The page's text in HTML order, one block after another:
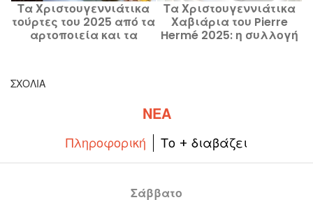
Τα Χριστουγεννιάτικα
τούρτες του 2025 από τα
αρτοποιεία και τα
ξεχωριστά σχέδια
Τα Χριστουγεννιάτικα
Χαβιάρια του Pierre
Hermé 2025: η συλλογή
ΣΧΌΛΙΑ
ΝΈΑ
Πληροφορική Το + διαβάζει
Σάββατο